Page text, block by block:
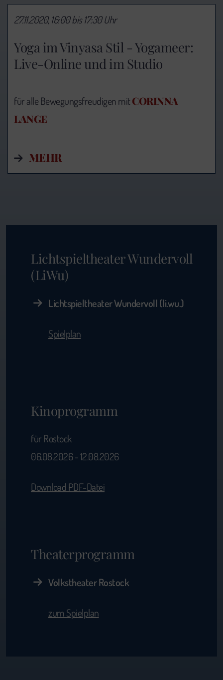
Yoga im Vinyasa Stil - Yogameer:
Live-Online und im Studio
27.11.2020, 16:00 bis 17:30 Uhr
für alle Bewegungsfreudigen mitCORINNA
LANGE
MEHR
Lichtspieltheater Wundervoll
(LiWu)
Lichtspieltheater Wundervoll (li.wu.)
Spielplan
Kinoprogramm
für Rostock
06.08.2026 - 12.08.2026
Download PDF-Datei
Theaterprogramm
Volkstheater Rostock
zum Spielplan